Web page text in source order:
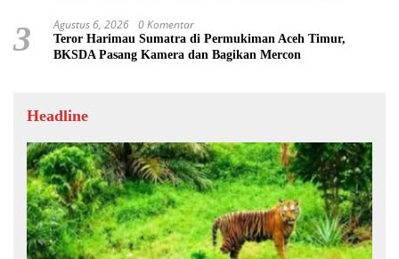
3 Agustus 6, 2026 0 Komentar
Teror Harimau Sumatra di Permukiman Aceh Timur,
BKSDA Pasang Kamera dan Bagikan Mercon
Headline